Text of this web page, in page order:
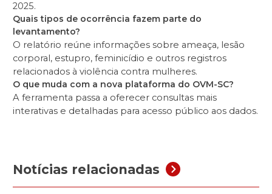
2025.
Quais tipos de ocorrência fazem parte do
levantamento?
O relatório reúne informações sobre ameaça, lesão
corporal, estupro, feminicídio e outros registros
relacionados à violência contra mulheres.
O que muda com a nova plataforma do OVM-SC?
A ferramenta passa a oferecer consultas mais
interativas e detalhadas para acesso público aos dados.
Notícias relacionadas